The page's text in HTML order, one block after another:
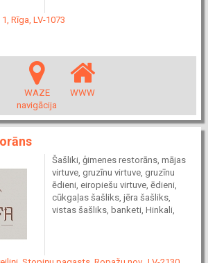
Rīga, LV-1073
WAZE
navigācija
WWW
Šašliki, ģimenes restorāns, mājas
virtuve, gruzīnu virtuve, gruzīnu
ēdieni, eiropiešu virtuve, ēdieni,
cūkgaļas šašliks, jēra šašliks,
vistas šašliks, banketi, Hinkali,